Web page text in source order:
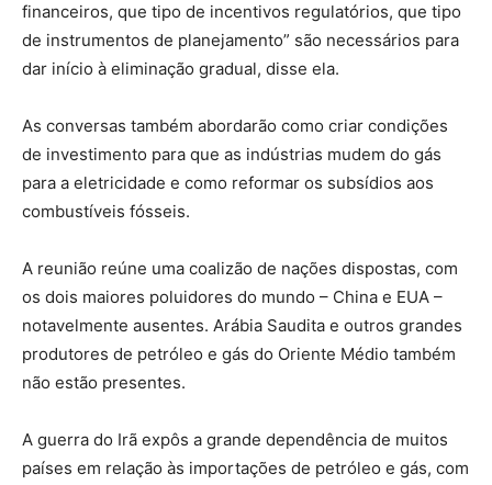
financeiros, que tipo de incentivos regulatórios, que tipo
de instrumentos de planejamento” são necessários para
dar início à eliminação gradual, disse ela.
As conversas também abordarão como criar condições
de investimento para que as indústrias mudem do gás
para a eletricidade e como reformar os subsídios aos
combustíveis fósseis.
A reunião reúne uma coalizão de nações dispostas, com
os dois maiores poluidores do mundo – China e EUA –
notavelmente ausentes. Arábia Saudita e outros grandes
produtores de petróleo e gás do Oriente Médio também
não estão presentes.
A guerra do Irã expôs a grande dependência de muitos
países em relação às importações de petróleo e gás, com